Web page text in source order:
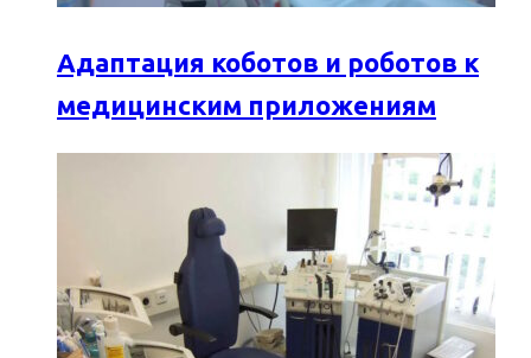
Адаптация коботов и роботов к
медицинским приложениям